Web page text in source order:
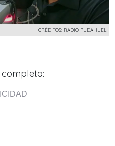
CRÉDITOS: RADIO PUDAHUEL